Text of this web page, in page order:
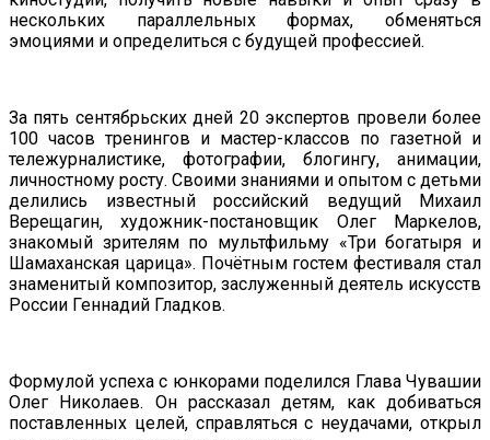
нескольких параллельных формах, обменяться
эмоциями и определиться с будущей профессией.
За пять сентябрьских дней 20 экспертов провели более
100 часов тренингов и мастер-классов по газетной и
тележурналистике, фотографии, блогингу, анимации,
личностному росту. Своими знаниями и опытом с детьми
делились известный российский ведущий Михаил
Верещагин, художник-постановщик Олег Маркелов,
знакомый зрителям по мультфильму «Три богатыря и
Шамаханская царица». Почётным гостем фестиваля стал
знаменитый композитор, заслуженный деятель искусств
России Геннадий Гладков.
Формулой успеха с юнкорами поделился Глава Чувашии
Олег Николаев. Он рассказал детям, как добиваться
поставленных целей, справляться с неудачами, открыл